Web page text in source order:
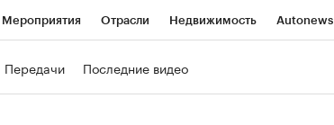
Мероприятия Отрасли Недвижимость Autonews
Передачи Последние видео